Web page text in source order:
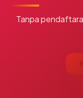
Tanpa